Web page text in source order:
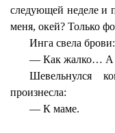
следующей неделе и
меня, окей? Только
Инга свела брови:
— Как жалко… А
Шевельнулся
произнесла:
— К маме.